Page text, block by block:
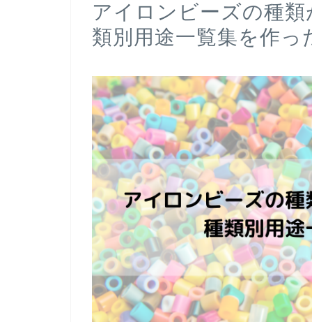
アイロンビーズの種
類別用途一覧集を作っ